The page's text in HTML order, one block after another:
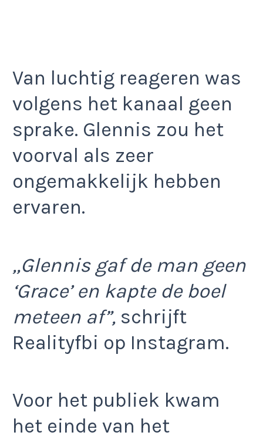
Van luchtig reageren was
volgens het kanaal geen
sprake. Glennis zou het
voorval als zeer
ongemakkelijk hebben
ervaren.
,,Glennis gaf de man geen
‘Grace’ en kapte de boel
meteen af”, schrijft
Realityfbi op Instagram.
Voor het publiek kwam
het einde van het